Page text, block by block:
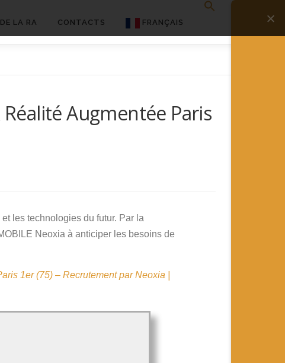
LA RA CONTACTS FRANÇAIS
Deutsch
Augmentée Paris
les technologies du futur. Par la
Neoxia à anticiper les besoins de
1er (75) – Recrutement par Neoxia |